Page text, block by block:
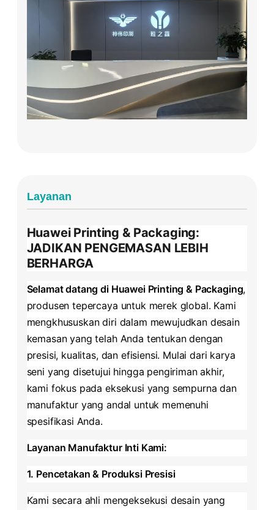
Layanan
Huawei Printing & Packaging:
JADIKAN PENGEMASAN LEBIH
BERHARGA
​Selamat datang di Huawei Printing & Packaging​​,
produsen tepercaya untuk merek global. Kami
mengkhususkan diri dalam mewujudkan desain
kemasan yang telah Anda tentukan dengan
presisi, kualitas, dan efisiensi. Mulai dari karya
seni yang disetujui hingga pengiriman akhir,
kami fokus pada eksekusi yang sempurna dan
manufaktur yang andal untuk memenuhi
spesifikasi Anda.
​Layanan Manufaktur Inti Kami:​
​1. Pencetakan & Produksi Presisi​
Kami secara ahli mengeksekusi desain yang